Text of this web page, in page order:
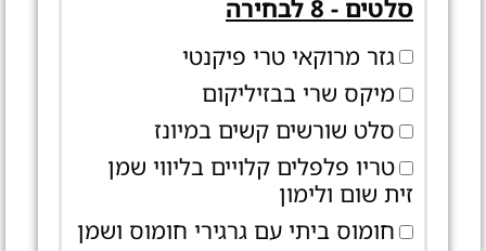
סלטים - 8 לבחירה
גזר מרוקאי טרי פיקנטי
מיקס שרי בבזיליקום
סלט שורשים קשים במיונז
טריו פלפלים קלויים בליווי שמן
זית שום ולימון
חומוס ביתי עם גרגירי חומוס ושמן